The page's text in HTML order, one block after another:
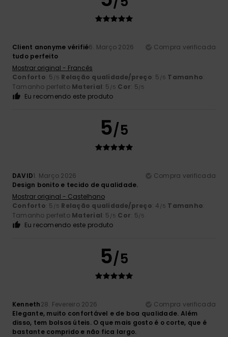
Client anonyme vérifié6. Março 2026
Compra verificada
tudo perfeito
Mostrar original - Francês
Conforto: 5 /5 Relação qualidade/preço: 5 /5 Tamanho:
Tamanho perfeito Material: 5 /5 Cor: 5/5
Eu recomendo este produto
5/5
DAVID1. Março 2026
Compra verificada
Design bonito e tecido de qualidade.
Mostrar original - Castelhano
Conforto: 5 /5 Relação qualidade/preço: 4 /5 Tamanho:
Tamanho perfeito Material: 5 /5 Cor: 5/5
Eu recomendo este produto
5/5
Kenneth28. Fevereiro 2026
Compra verificada
Elegante, muito confortável e de boa qualidade. Além
disso, tem bolsos úteis. O que mais gosto é o corte, que é
bastante comprido e não fica largo.